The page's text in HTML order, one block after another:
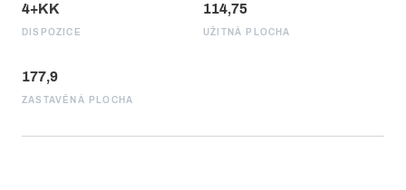
4+KK
DISPOZICE
114,75
UŽITNÁ PLOCHA
177,9
ZASTAVĚNÁ PLOCHA